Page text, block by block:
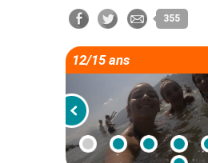
355
12/15 ans